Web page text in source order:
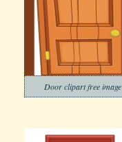
Door clipart free image